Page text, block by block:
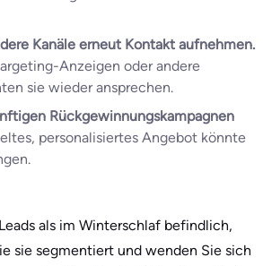
Kanäle erneut Kontakt aufnehmen.
Anzeigen oder andere
sie wieder ansprechen.
Rückgewinnungskampagnen
personalisiertes Angebot könnte
als im Winterschlaf befindlich,
sie segmentiert und wenden Sie sich